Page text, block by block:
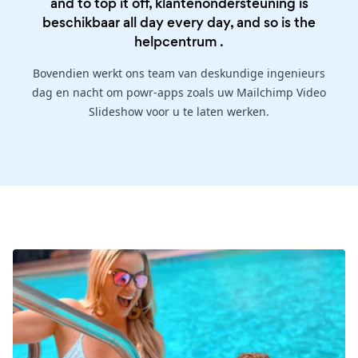
beschikbaar all day every day, and so is the
helpcentrum .
Bovendien werkt ons team van deskundige ingenieurs
dag en nacht om powr-apps zoals uw Mailchimp Video
Slideshow voor u te laten werken.